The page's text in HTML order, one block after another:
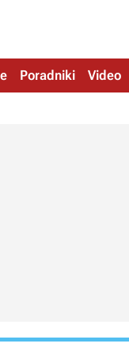
Poradniki Video